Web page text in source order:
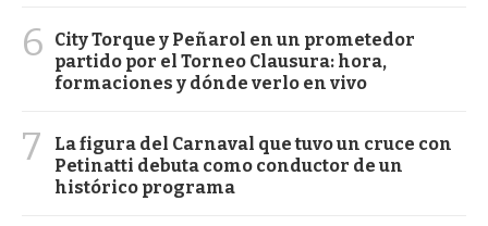
6
City Torque y Peñarol en un prometedor
partido por el Torneo Clausura: hora,
formaciones y dónde verlo en vivo
7
La figura del Carnaval que tuvo un cruce con
Petinatti debuta como conductor de un
histórico programa